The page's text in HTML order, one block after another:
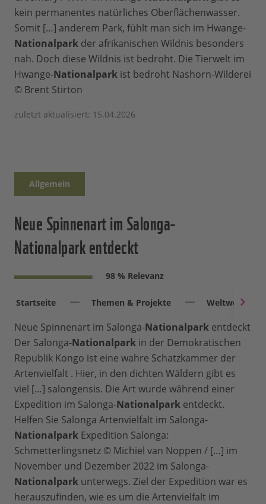
kein permanentes natürliches Oberflächenwasser.
Somit […] anderem Park, fühlt man sich im Hwange-
Nationalpark der afrikanischen Wildnis besonders
nah. Doch diese Wildnis ist bedroht. Die Tierwelt im
Hwange-Nationalpark ist bedroht Nashorn-Wilderei
© Brent Stirton
zuletzt aktualisiert: 15.04.2026
Allgemein
Neue Spinnenart im Salonga-
Nationalpark entdeckt
98 % Relevanz
Startseite Themen & Projekte Weltweit
Neue Spinnenart im Salonga-Nationalpark entdeckt
Der Salonga-Nationalpark in der Demokratischen
Republik Kongo ist eine wahre Schatzkammer der
Artenvielfalt . Hier, in den dichten Wäldern gibt es
viel […] salongensis. Die Art wurde während einer
Expedition im Salonga-Nationalpark entdeckt.
Helfen Sie Salonga Artenvielfalt im Salonga-
Nationalpark Expedition Salonga:
Schmetterlingsnetz © Michiel van Noppen / […] im
November und Dezember 2022 im Salonga-
Nationalpark unterwegs. Ziel der Expedition war es
herauszufinden, wie es um die Artenvielfalt im